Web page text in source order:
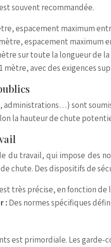
souvent recommandée.
espacement maximum
espacement maximum
sur toute la longueur de la
mètre, avec des exigences
sont
la hauteur de chute
du travail, qui impose des
chute. Des dispositifs de
très précise, en fonction
:Des normes spécifiques
est primordiale. Les